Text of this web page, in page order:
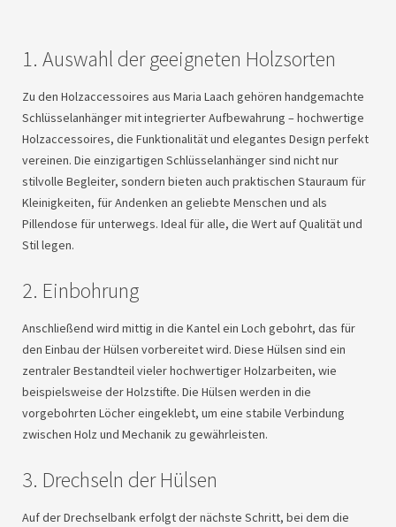
1. Auswahl der geeigneten Holzsorten
Zu den Holzaccessoires aus Maria Laach gehören handgemachte
Schlüsselanhänger mit integrierter Aufbewahrung – hochwertige
Holzaccessoires, die Funktionalität und elegantes Design perfekt
vereinen. Die einzigartigen Schlüsselanhänger sind nicht nur
stilvolle Begleiter, sondern bieten auch praktischen Stauraum für
Kleinigkeiten, für Andenken an geliebte Menschen und als
Pillendose für unterwegs. Ideal für alle, die Wert auf Qualität und
Stil legen.
2. Einbohrung
Anschließend wird mittig in die Kantel ein Loch gebohrt, das für
den Einbau der Hülsen vorbereitet wird. Diese Hülsen sind ein
zentraler Bestandteil vieler hochwertiger Holzarbeiten, wie
beispielsweise der Holzstifte. Die Hülsen werden in die
vorgebohrten Löcher eingeklebt, um eine stabile Verbindung
zwischen Holz und Mechanik zu gewährleisten.
3. Drechseln der Hülsen
Auf der Drechselbank erfolgt der nächste Schritt, bei dem die